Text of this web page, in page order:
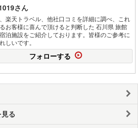
さん
楽天トラベル、他社口コミを詳細に調べ、これ
お客様に喜んで頂けると判断した 石川県 旅館
泊施設をご紹介しております。皆様のご参考に
しいです。
フォローする
る